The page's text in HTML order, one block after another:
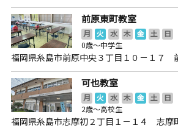
前原東町教室
月 火 水 木 金 土
日
0歳～中学生
福岡県糸島市前原中央３丁目１０－１７
可也教室
月 火 水 木 金 土
日
2歳～高校生
福岡県糸島市志摩初２丁目１－１４ 志摩